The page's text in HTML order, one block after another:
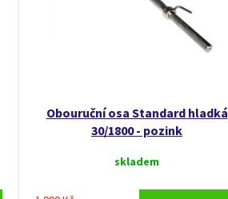
Obouruční osa Standard hladká
30/1800 - pozink
skladem